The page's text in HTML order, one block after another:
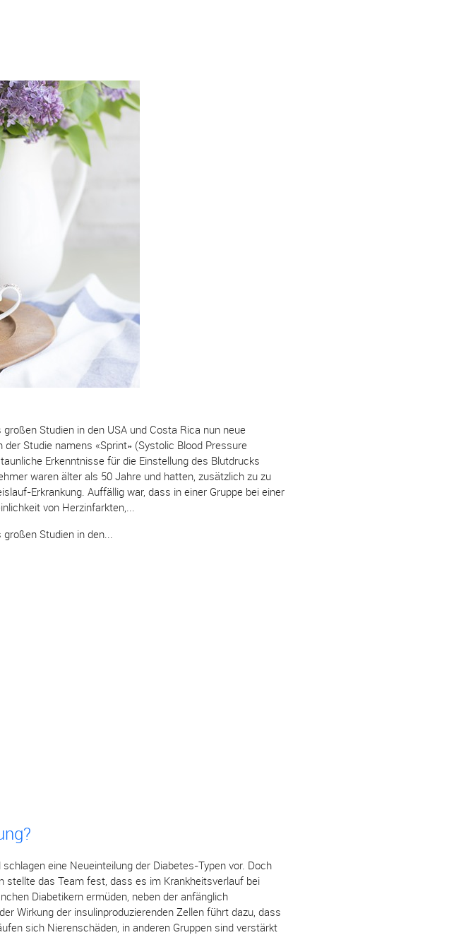
Studien in den USA und Costa Rica nun neue
Studie namens «Sprint» (Systolic Blood Pressure
Erkenntnisse für die Einstellung des Blutdrucks
waren älter als 50 Jahre und hatten, zusätzlich zu zu
Erkrankung. Auffällig war, dass in einer Gruppe bei einer
von Herzinfarkten,...
Studien in den...
eine Neueinteilung der Diabetes-Typen vor. Doch
stellte das Team fest, dass es im Krankheitsverlauf bei
Diabetikern ermüden, neben der anfänglich
Wirkung der insulinproduzierenden Zellen führt dazu, dass
sich Nierenschäden, in anderen Gruppen sind verstärkt